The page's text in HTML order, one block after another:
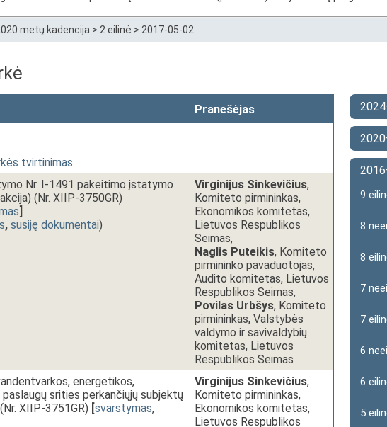
metų kadencija > 2 eilinė > 2017-05-02
Pranešėjas
tvirtinimas
Nr. I-1491 pakeitimo įstatymo
(Nr. XIIP-3750GR)
]
, susiję dokumentai)
Virginijus Sinkevičius,
Komiteto pirmininkas,
Ekonomikos komitetas,
Lietuvos Respublikos
Seimas,
Naglis Puteikis, Komiteto
pirmininko pavaduotojas,
Audito komitetas, Lietuvos
Respublikos Seimas,
Povilas Urbšys, Komiteto
pirmininkas, Valstybės
valdymo ir savivaldybių
komitetas, Lietuvos
Respublikos Seimas
energetikos,
paslaugų srities perkančiųjų subjektų
XIIP-3751GR) [svarstymas,
Virginijus Sinkevičius,
Komiteto pirmininkas,
Ekonomikos komitetas,
Lietuvos Respublikos
9
8
8
7
7
6
6
5